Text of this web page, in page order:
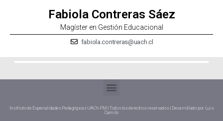
Fabiola Contreras Sáez
Magíster en Gestión Educacional
fabiola.contreras@uach.cl
Instituto de Especialidades Pedagógicas UACh PM | Todos los derechos reservados | Desarrollado por Luis
Camilo